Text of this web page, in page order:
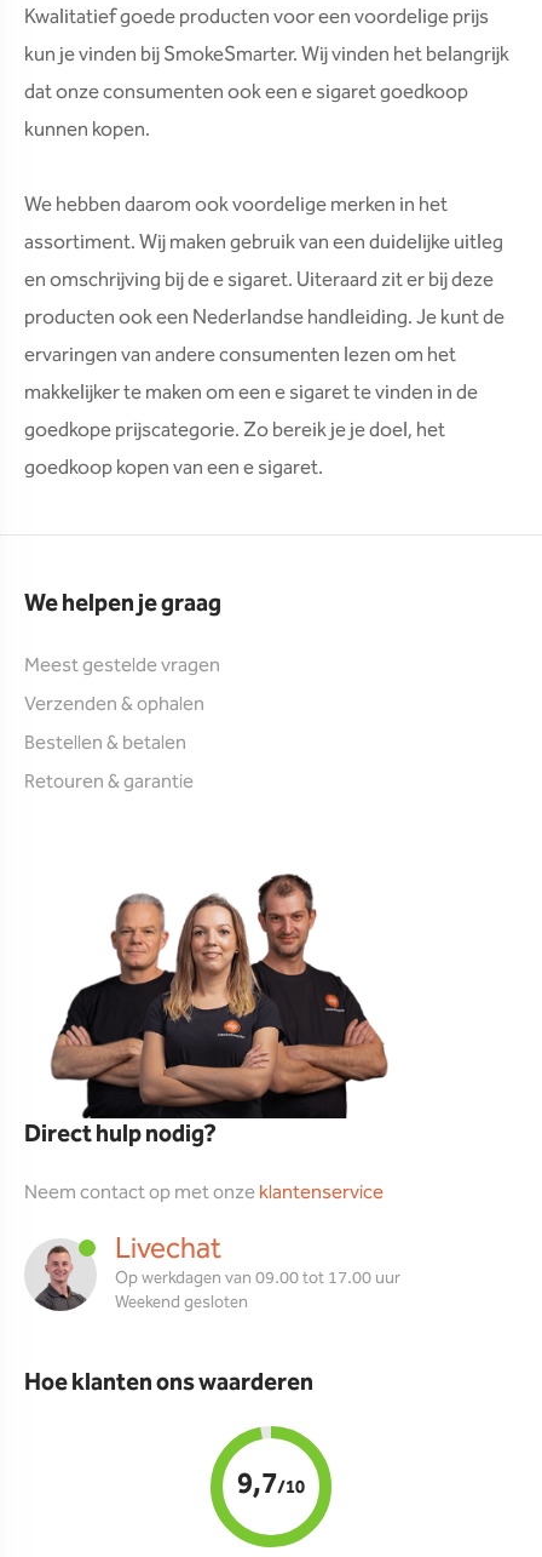
Kwalitatief goede producten voor een voordelige prijs
kun je vinden bij SmokeSmarter. Wij vinden het belangrijk
dat onze consumenten ook een e sigaret goedkoop
kunnen kopen.
We hebben daarom ook voordelige merken in het
assortiment. Wij maken gebruik van een duidelijke uitleg
en omschrijving bij de e sigaret. Uiteraard zit er bij deze
producten ook een Nederlandse handleiding. Je kunt de
ervaringen van andere consumenten lezen om het
makkelijker te maken om een e sigaret te vinden in de
goedkope prijscategorie. Zo bereik je je doel, het
goedkoop kopen van een e sigaret.
We helpen je graag
Meest gestelde vragen
Verzenden & ophalen
Bestellen & betalen
Retouren & garantie
Direct hulp nodig?
Neem contact op met onzeklantenservice
Livechat
Op werkdagen van 09.00 tot 17.00 uur
Weekend gesloten
Hoe klanten ons waarderen
9,7/10